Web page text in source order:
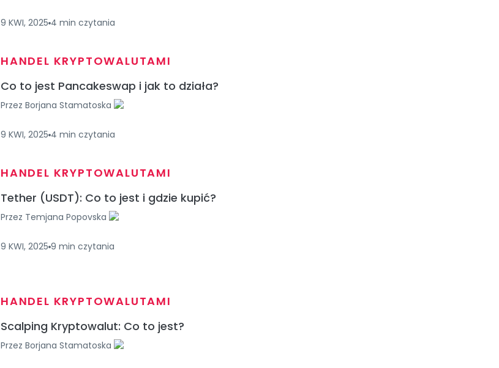
9 KWI, 2025 4 min czytania
HANDEL KRYPTOWALUTAMI
Co to jest Pancakeswap i jak to działa?
Przez Borjana Stamatoska
9 KWI, 2025 4 min czytania
HANDEL KRYPTOWALUTAMI
Tether (USDT): Co to jest i gdzie kupić?
Przez Temjana Popovska
9 KWI, 2025 9 min czytania
HANDEL KRYPTOWALUTAMI
Scalping Kryptowalut: Co to jest?
Przez Borjana Stamatoska